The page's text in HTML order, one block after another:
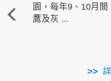
園，每年9、10月
鷹及灰 ...